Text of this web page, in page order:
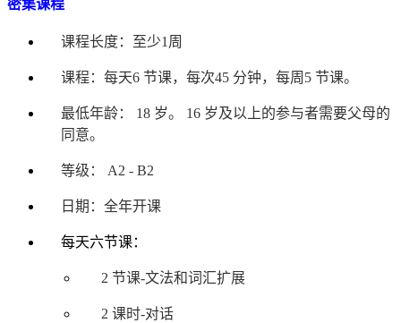
密集课程
课程长度：至少1周
课程：每天6 节课，每次45 分钟，每周5 节课。
最低年龄： 18 岁。 16 岁及以上的参与者需要父母的
同意。
等级： A2 - B2
日期：全年开课
每天六节课：
2 节课-文法和词汇扩展
2 课时-对话